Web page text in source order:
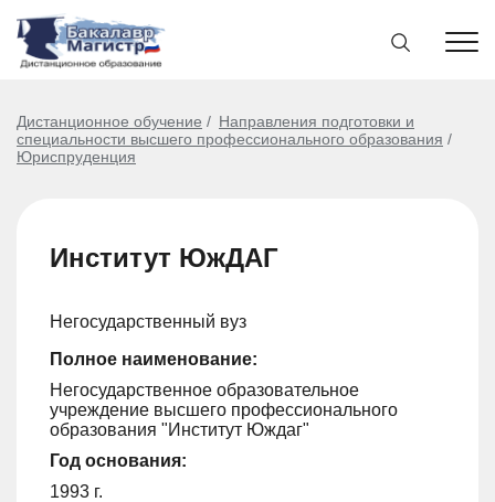
Дистанционное обучение
Направления подготовки и
специальности высшего профессионального образования
Юриспруденция
Институт ЮжДАГ
Негосударственный вуз
Полное наименование:
Негосударственное образовательное
учреждение высшего профессионального
образования "Институт Юждаг"
Год основания:
1993 г.